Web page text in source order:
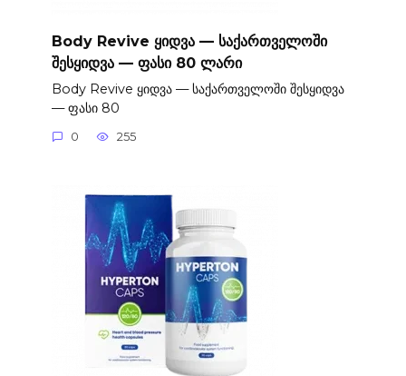
Body Revive ყიდვა — საქართველოში
შესყიდვა — ფასი 80 ლარი
Body Revive ყიდვა — საქართველოში შესყიდვა
— ფასი 80
0 255